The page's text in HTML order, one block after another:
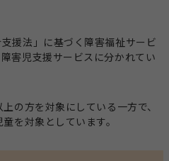
援法」に基づく障害福祉サービ
害児支援サービスに分かれてい
の方を対象にしている一方で、
を対象としています。